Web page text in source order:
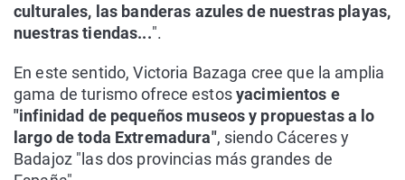
culturales, las banderas azules de nuestras playas,
nuestras tiendas...".
En este sentido, Victoria Bazaga cree que la amplia
gama de turismo ofrece estosyacimientos e
"infinidad de pequeños museos y propuestas a lo
largo de toda Extremadura", siendo Cáceres y
Badajoz "las dos provincias más grandes de